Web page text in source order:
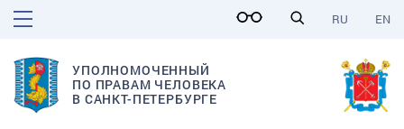
EN
RU
УПОЛНОМОЧЕННЫЙ
ПО ПРАВАМ ЧЕЛОВЕКА
В САНКТ-ПЕТЕРБУРГЕ